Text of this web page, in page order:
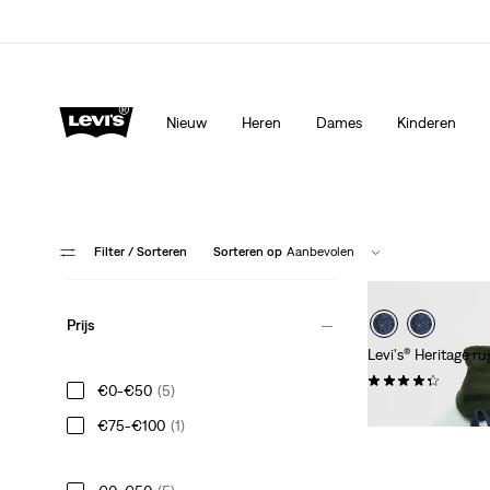
Levi's App. Het beste van Levi’s®, speciaal voor jou op
Nieuw Heren Dames Kinderen
Filter / Sorteren Sorteren op Aanbevolen
Prijs
€0-€50 (5)
€75-€100 (1)
Levi's® Heritage
(0)